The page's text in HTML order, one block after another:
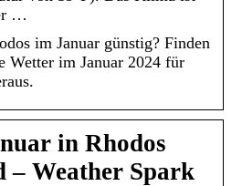
…
im Januar günstig? Finden
Wetter im Januar 2024 für
in Rhodos
– Weather Spark